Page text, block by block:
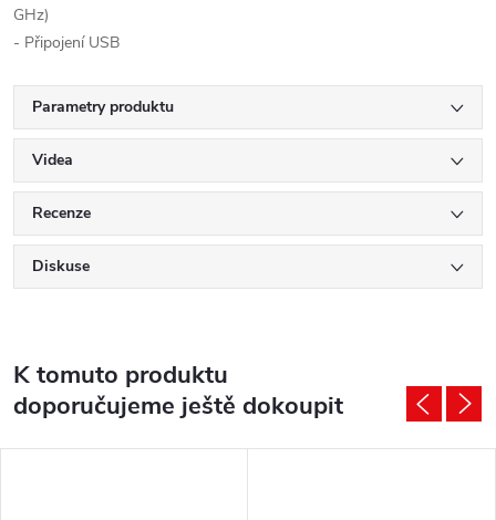
GHz)
- Připojení USB
Parametry produktu
Videa
Recenze
Diskuse
K tomuto produktu
doporučujeme ještě dokoupit